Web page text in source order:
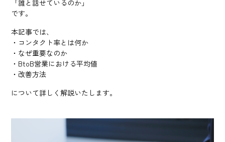
「誰と話せているのか」
です。
本記事では、
・コンタクト率とは何か
・なぜ重要なのか
・BtoB営業における平均値
・改善方法
について詳しく解説いたします。